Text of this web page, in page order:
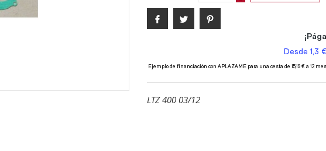
LTZ 400 03/12